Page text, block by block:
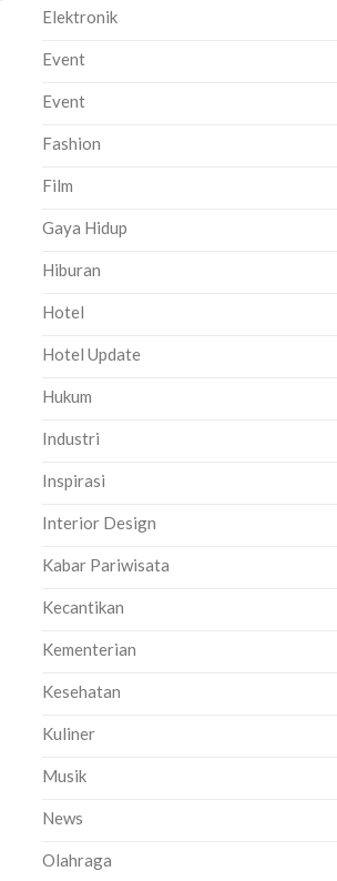
Elektronik
Event
Event
Fashion
Film
Gaya Hidup
Hiburan
Hotel
Hotel Update
Hukum
Industri
Inspirasi
Interior Design
Kabar Pariwisata
Kecantikan
Kementerian
Kesehatan
Kuliner
Musik
News
Olahraga